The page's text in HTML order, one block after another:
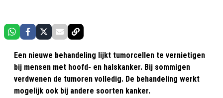
Een nieuwe behandeling lijkt tumorcellen te vernietigen
bij mensen met hoofd- en halskanker. Bij sommigen
verdwenen de tumoren volledig. De behandeling werkt
mogelijk ook bij andere soorten kanker.